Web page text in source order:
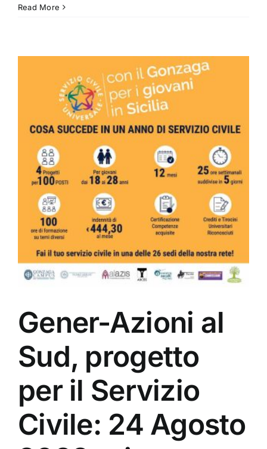
Read More
Gener-Azioni al
Sud, progetto
per il Servizio
Civile: 24 Agosto